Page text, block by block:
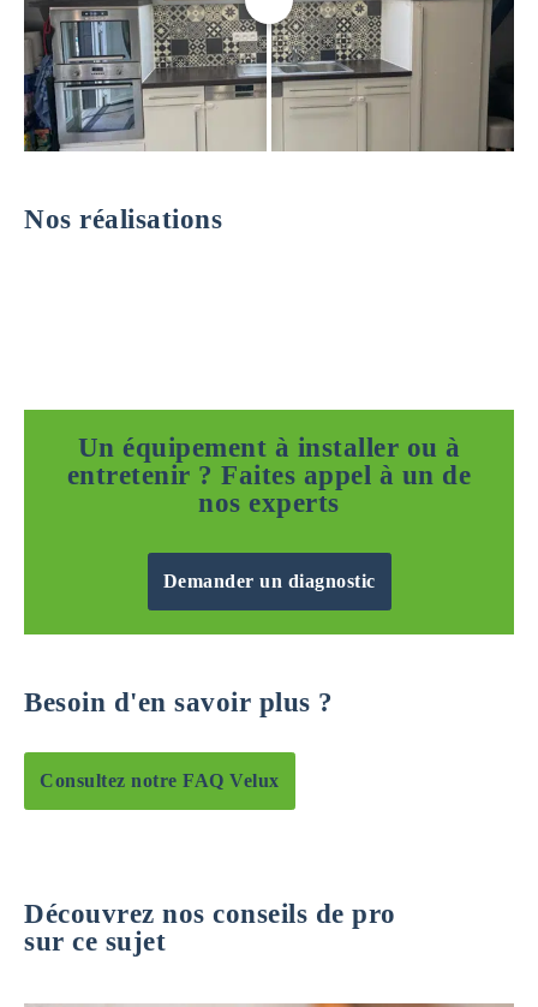
Nos réalisations
Un équipement à installer ou à
entretenir ? Faites appel à un de
nos experts
Demander un diagnostic
Besoin d'en savoir plus ?
Consultez notre FAQ Velux
Découvrez nos conseils de pro
sur ce sujet